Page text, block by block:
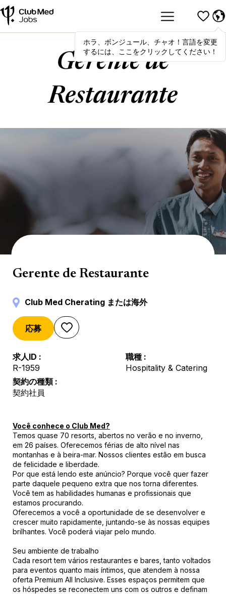
Hola,bonjour, ciao! To switch
languages, click here!
ホラ、ボンジュール、チャオ！言語を変更
するには、ここをクリックしてください！
Gerente de
Restaurante
Catering & Bar
Gerente de Restaurante
Club Med Cherating または海外
応募
求人ID
R-1959
職種
Hospitality & Catering
契約の種類
契約社員
Você conhece o Club Med?
Temos quase 70 resorts, abertos no verão e no inverno,
em 26 países. Oferecemos férias de alto nível nas
montanhas e à beira-mar. Nossos clientes estão em busca
de felicidade e liberdade.
Por que está lendo este anúncio? Porque você quer fazer
parte daquele pequeno extra que nos torna diferentes.
Você tem as habilidades humanas e profissionais que
estamos procurando.
Oferecemos a você a oportunidade de se desenvolver e
crescer muito rapidamente, juntando-se às nossas equipes
brilhantes. Você poderá viajar pelo mundo.
Seu ambiente de trabalho
Cada resort tem vários restaurantes e bares, tanto voltados
para eventos quanto mais íntimos, que atendem à nossa
oferta Premium All Inclusive. Esses espaços permitem que
os hóspedes se reconectem uns com os outros e definam